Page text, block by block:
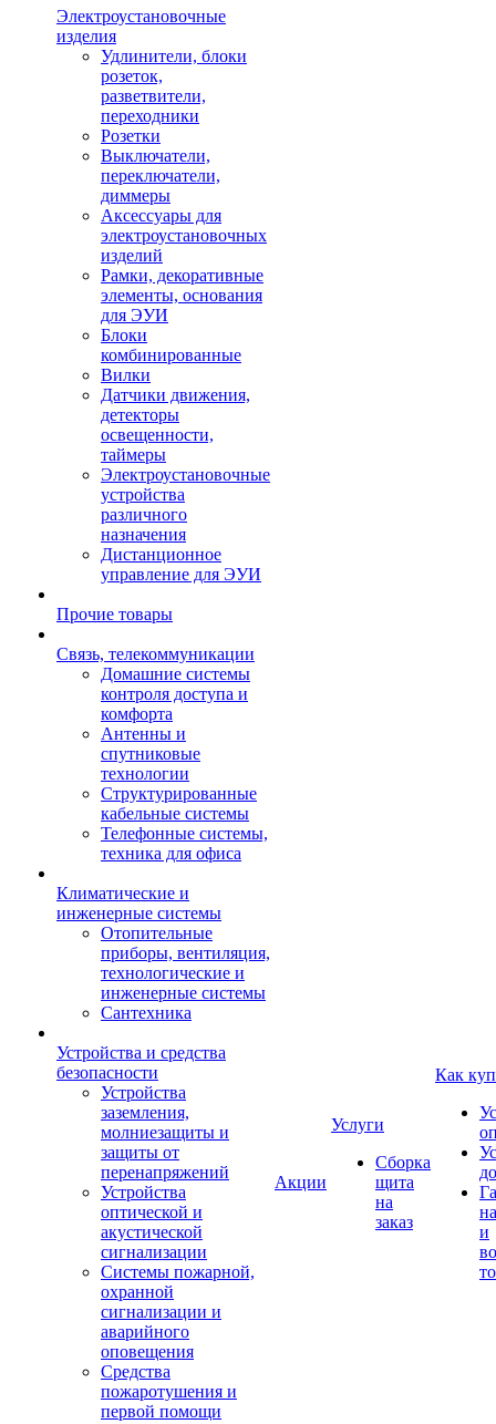
Электроустановочные
изделия
Удлинители, блоки
розеток,
разветвители,
переходники
Розетки
Выключатели,
переключатели,
диммеры
Аксессуары для
электроустановочных
изделий
Рамки, декоративные
элементы, основания
для ЭУИ
Блоки
комбинированные
Вилки
Датчики движения,
детекторы
освещенности,
таймеры
Электроустановочные
устройства
различного
назначения
Дистанционное
управление для ЭУИ
Прочие товары
Связь, телекоммуникации
Домашние системы
контроля доступа и
комфорта
Антенны и
спутниковые
технологии
Структурированные
кабельные системы
Телефонные системы,
техника для офиса
Климатические и
инженерные системы
Отопительные
приборы, вентиляция,
технологические и
инженерные системы
Сантехника
Устройства и средства
безопасности
Устройства
заземления,
молниезащиты и
защиты от
перенапряжений
Устройства
оптической и
акустической
сигнализации
Системы пожарной,
охранной
сигнализации и
аварийного
оповещения
Средства
пожаротушения и
первой помощи
Акции
Услуги
Сборка
щита
на
заказ
Как
и